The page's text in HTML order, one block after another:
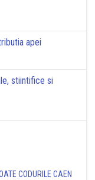
apei
stiintifice si
CODURILE CAEN